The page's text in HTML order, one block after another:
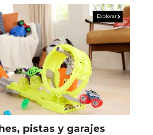
pistas y garajes